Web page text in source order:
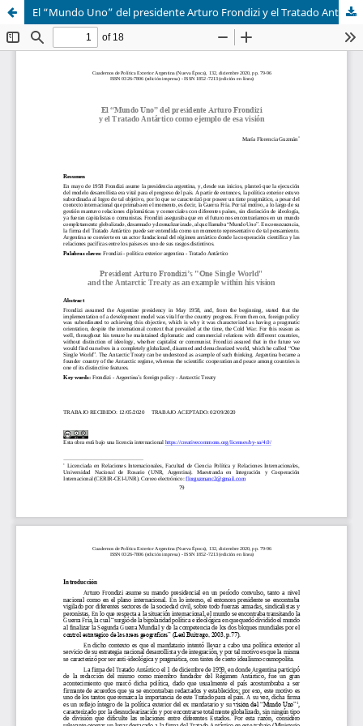
El “Mundo Uno” del presidente Arturo Frondizi y el Tratado Antártico como ejemplo de esa visión